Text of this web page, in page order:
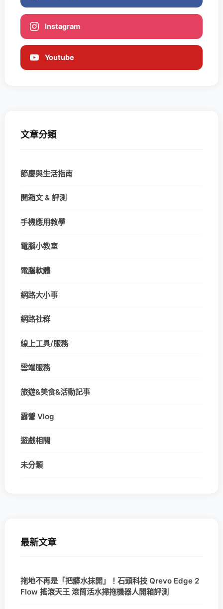
Instagram
Youtube
文章分類
節慶與生活指南
開箱文 & 評測
手機應用教學
電腦小教室
電腦軟體
網路大小事
網路社群
線上工具/服務
雲端服務
旅遊&美食&活動記事
露營 Vlog
遊戲相關
未分類
最新文章
拖地不再是「把髒水抹開」！石頭科技 Qrevo Edge 2
Flow 搖滾天王 滾筒活水掃拖機器人開箱評測